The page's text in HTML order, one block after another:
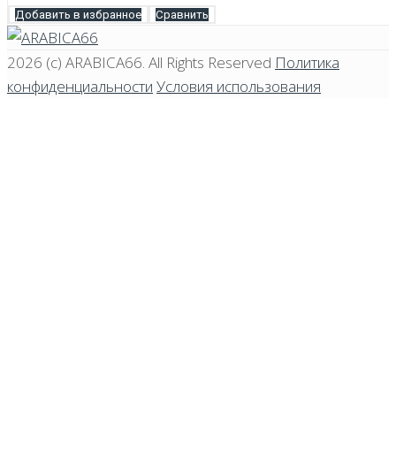
Добавить в избранное Сравнить
2026 (c) ARABICA66 . All Rights Reserved Политика
конфиденциальности Условия использования